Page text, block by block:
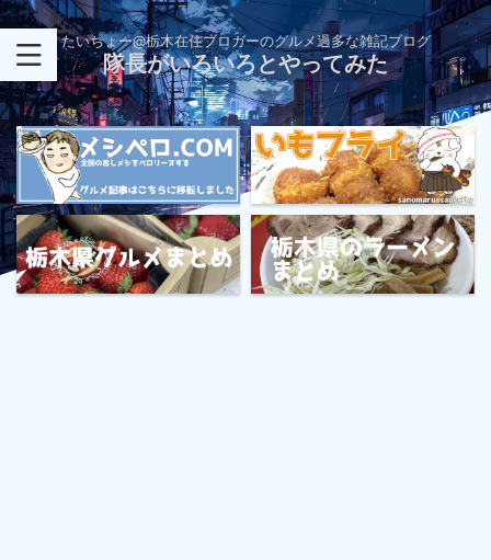
たいちょー@栃木在住ブロガーのグルメ過多な雑記ブログ
隊長がいろいろとやってみた